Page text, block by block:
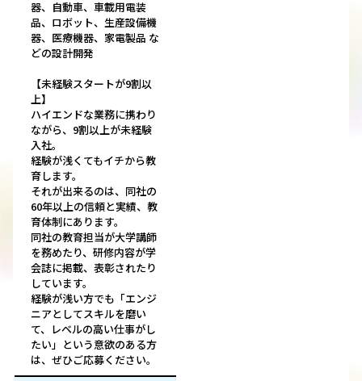
器、自動車、車載用電装
品、ロボット、生産設備機
器、医療機器、家電製品 な
どの設計開発
【未経験スタートが9割以
上】
ハイエンドな業務に携わり
ながら、9割以上が未経験
入社。
経験が浅くてもイチから教
育します。
それが出来るのは、同社の
60年以上の信頼と実績、教
育体制にあります。
同社の教育担当が大学講師
を務めたり、研修内容が学
会誌に掲載、表彰されたり
しています。
経験が浅い方でも「エンジ
ニアとしてスキルを磨い
て、レベルの高い仕事がし
たい」という意欲のある方
は、ぜひご応募ください。